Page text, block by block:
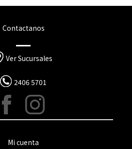
Contactanos
Ver Sucursales
2406 5701
Mi cuenta